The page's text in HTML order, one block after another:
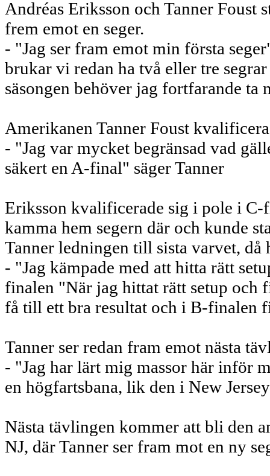
Andréas Eriksson och Tanner Foust
frem emot en seger.
- "Jag ser fram emot min första
brukar vi redan ha två eller tre
säsongen behöver jag fortfarande ta
Amerikanen Tanner Foust
- "Jag var mycket begränsad vad
säkert en A-final" säger Tanner
Eriksson kvalificerade sig i pole i C-
kamma hem segern där och kunde
Tanner ledningen till sista varvet,
- "Jag kämpade med att hitta rätt
finalen "När jag hittat rätt setup och
få till ett bra resultat och i B-finalen
Tanner ser redan fram emot nästa
- "Jag har lärt mig massor här inför
en högfartsbana, lik den i New
Nästa tävlingen kommer att bli den
NJ, där Tanner ser fram mot en ny